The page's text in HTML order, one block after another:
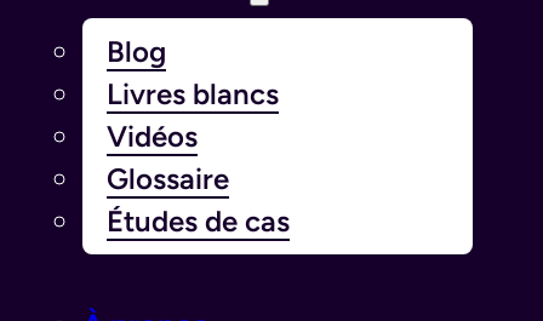
Blog
Livres blancs
Vidéos
Glossaire
Études de cas